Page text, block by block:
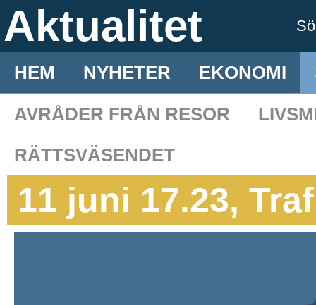
Aktualitet
HEM NYHETER EKONOMI
AVRÅDER FRÅN RESOR
RÄTTSVÄSENDET
11 juni 17.23,